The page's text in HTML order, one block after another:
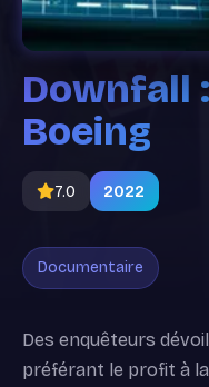
Downfall
Boeing
7.0 2022
Documentaire
Des enquêteurs
préférant le profit à